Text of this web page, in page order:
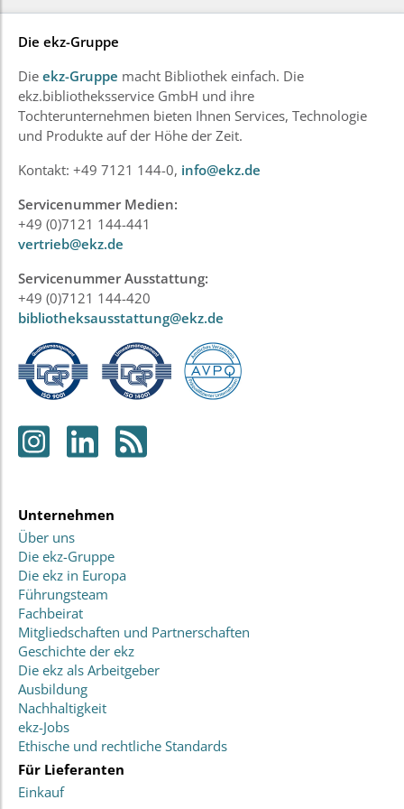
Die ekz-Gruppe
Die ekz-Gruppe macht Bibliothek einfach. Die
ekz.bibliotheksservice GmbH und ihre
Tochterunternehmen bieten Ihnen Services, Technologie
und Produkte auf der Höhe der Zeit.
Kontakt: +49 7121 144-0, info@ekz.de
Servicenummer Medien:
+49 (0)7121 144-441
vertrieb@ekz.de
Servicenummer Ausstattung:
+49 (0)7121 144-420
bibliotheksausstattung@ekz.de
Unternehmen
Über uns
Die ekz-Gruppe
Die ekz in Europa
Führungsteam
Fachbeirat
Mitgliedschaften und Partnerschaften
Geschichte der ekz
Die ekz als Arbeitgeber
Ausbildung
Nachhaltigkeit
ekz-Jobs
Ethische und rechtliche Standards
Für Lieferanten
Einkauf